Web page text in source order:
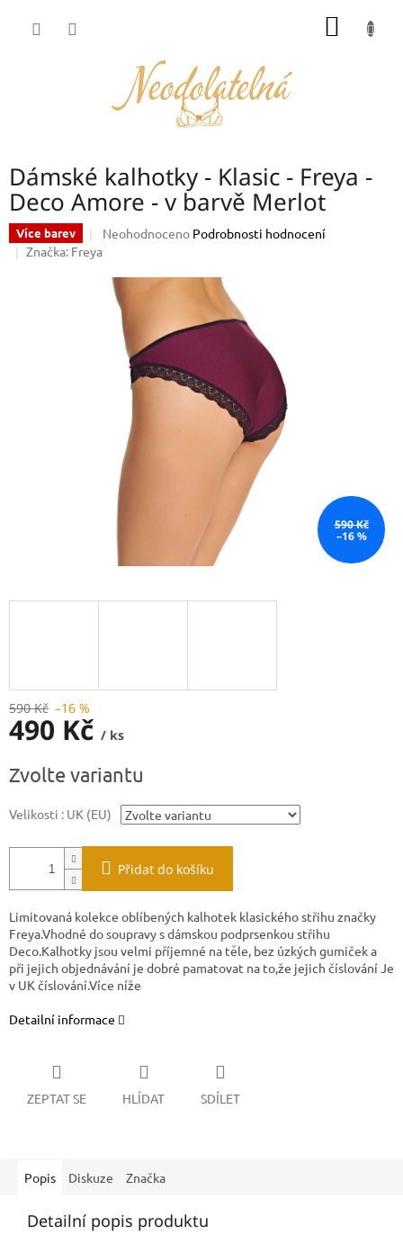
Dámské kalhotky - Klasic - Freya -
Deco Amore - v barvě Merlot
Více barev
Průměrné
hodnocení
je
0,0
hvězdiček.
Neohodnoceno Podrobnosti hodnocení
Značka: Freya
590 Kč
–16 %
590 Kč –16 %
490 Kč / ks
cena:
Zvolte variantu
Velikosti : UK (EU)
Přidat do košíku
Limitovaná kolekce oblíbených kalhotek klasického střihu značky
Freya.Vhodné do soupravy s dámskou podprsenkou střihu
Deco.Kalhotky jsou velmi příjemné na těle, bez úzkých gumiček a
při jejich objednávání je dobré pamatovat na to,že jejich číslování Je
v UK číslování.Více níže
Detailní informace
ZEPTAT SE HLÍDAT SDÍLET
Popis Diskuze Značka
Detailní popis produktu